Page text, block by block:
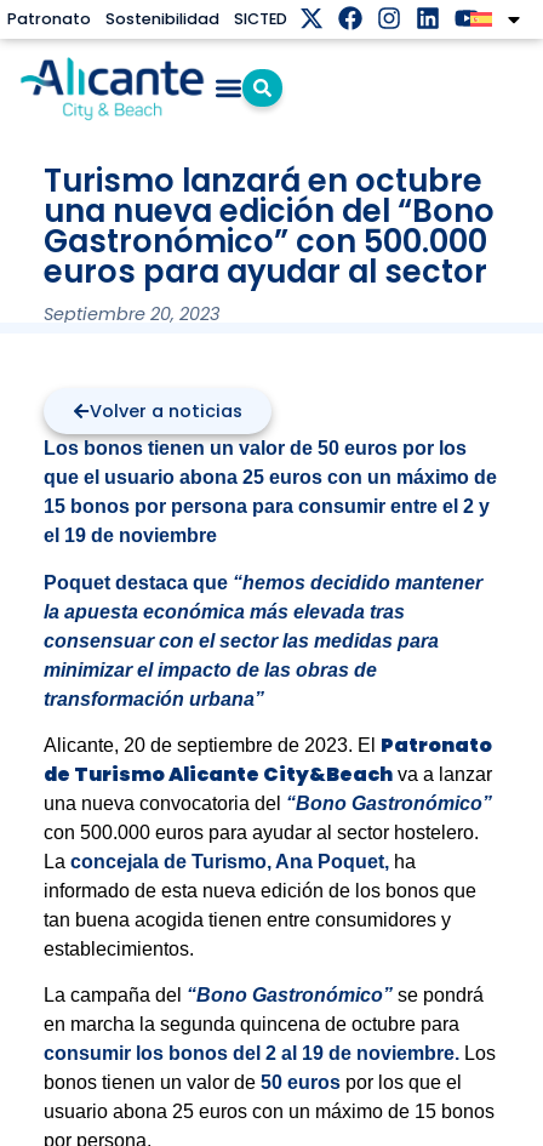
Patronato Sostenibilidad SICTED
Turismo lanzará en octubre
una nueva edición del “Bono
Gastronómico” con 500.000
euros para ayudar al sector
Septiembre 20, 2023
Volver a noticias
Los bonos tienen un valor de 50 euros por los
que el usuario abona 25 euros con un máximo de
15 bonos por persona para consumir entre el 2 y
el 19 de noviembre
Poquet destaca que “hemos decidido mantener
la apuesta económica más elevada tras
consensuar con el sector las medidas para
minimizar el impacto de las obras de
transformación urbana”
Alicante, 20 de septiembre de 2023. El Patronato
de Turismo Alicante City&Beach va a lanzar
una nueva convocatoria del “Bono Gastronómico”
con 500.000 euros para ayudar al sector hostelero.
La concejala de Turismo, Ana Poquet,ha
informado de esta nueva edición de los bonos que
tan buena acogida tienen entre consumidores y
establecimientos.
La campaña del “Bono Gastronómico” se pondrá
en marcha la segunda quincena de octubre para
consumir los bonos del 2 al 19 de noviembre.Los
bonos tienen un valor de 50 eurospor los que el
usuario abona 25 euros con un máximo de 15 bonos
por persona.